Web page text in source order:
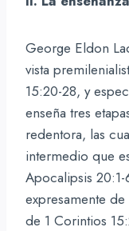
George Eldon
vista
15:20-28, y
enseña tres
redentora, las
intermedio que
Apocalipsis
expresamente
de 1 Corintios